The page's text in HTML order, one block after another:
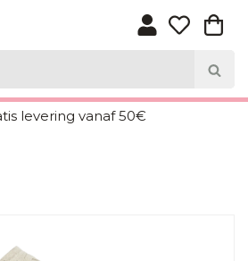
levering vanaf 50€